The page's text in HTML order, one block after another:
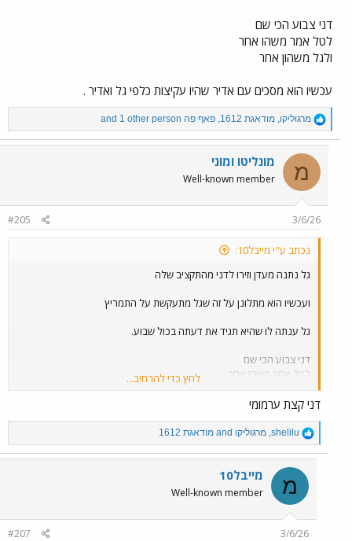
דני צבוע הכי שם
לטל אמר משהו אחר
ולגל משהון אחר
עכשיו הוא מסכים עם אדיר שהיו עקיצות כלפי גל ואדיר .
R
e
a
c
o
n
s
מרגוליקו, מודאגת 1612 , פאף פה
מ מונליטו ומוני
Well-known member
3/6/26
#205
נכתב ע"י מייבל10:
גל נתנה מעדן וזירו לדני מהתקציב שלה
ועכשיו הוא מתלונן על זה שגל מתעקשת על התמריץ
גל ענתה לו שהיא תגיד את דעתה בכול שבוע.
דני צבוע הכי שם
לטל אמר משהו אחר
עכשיו הוא מסכים עם אדיר שהיו עקיצות כלפי גל ואדיר .
לחץ כדי להרחיב...
דני קצת ערמומי
R
e
a
c
o
n
s
shelilu
, מרגוליקו מודאגת 1612
מ מייבל10
Well-known member
3/6/26
#207